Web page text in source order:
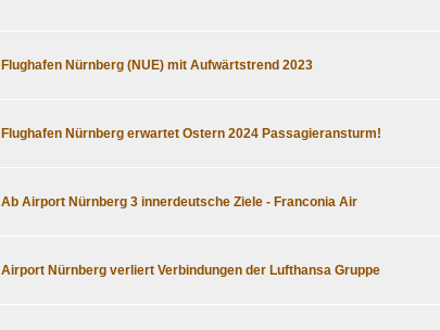
Flughafen Nürnberg (NUE) mit Aufwärtstrend 2023
Flughafen Nürnberg erwartet Ostern 2024 Passagieransturm!
Ab Airport Nürnberg 3 innerdeutsche Ziele - Franconia Air
Airport Nürnberg verliert Verbindungen der Lufthansa Gruppe